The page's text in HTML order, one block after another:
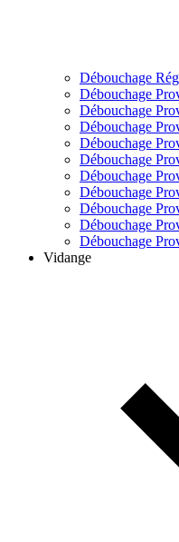
Débouchage
Débouchage
Débouchage
Débouchage
Débouchage
Débouchage
Débouchage
Débouchage
Débouchage
Débouchage
Débouchage
Vidange